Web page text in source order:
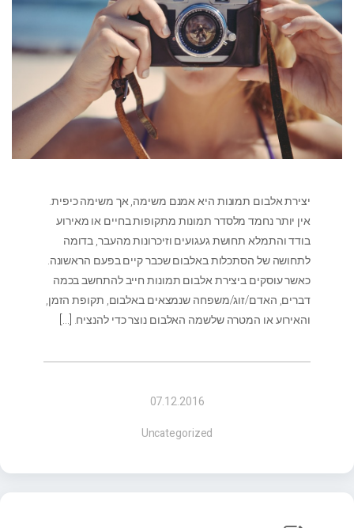
יצירת אלבום תמונות היא אמנם משימה, אך משימה כיפית.
אין יותר נחמד מלסדר תמונות מתקופות בחיים או מאירוע
בודד והתמלא תחושת געגועים וזיכרונות מהעבר, בדומה
לתחושה של הסתכלות באלבום שכבר קיים בפעם הראשונה.
כאשר עוסקים ביצירת אלבום תמונות חייב להתחשב בכמה
דברים, האדם/זוג/משפחה שנמצאים באלבום, תקופת הזמן,
והאירוע או המטרה שלשמה האלבום נוצר כדי להנציח. […]
07.12.2016
Uncategorized